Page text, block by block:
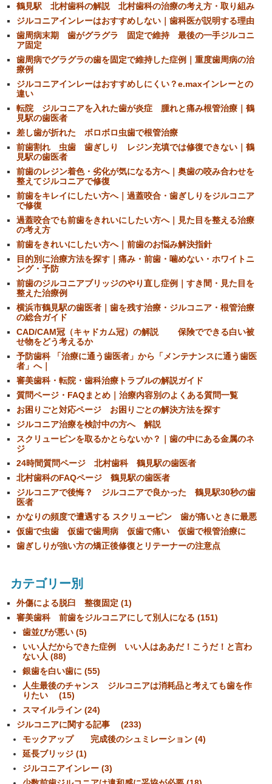
鶴見駅 北村歯科の解説 北村歯科の治療の考え方・取り組み
ジルコニアインレーはおすすめしない｜歯科医が説明する理由
歯周病末期 歯がグラグラ 固定で維持 最後の一手ジルコニ
ア固定
歯周病でグラグラの歯を固定で維持した症例｜重度歯周病の治
療例
ジルコニアインレーはおすすめしにくい？e.maxインレーとの
違い
転院 ジルコニアを入れた歯が炎症 腫れと痛み根管治療｜鶴
見駅の歯医者
差し歯が折れた ボロボロ虫歯で根管治療
前歯割れ 虫歯 歯ぎしり レジン充填では修復できない｜鶴
見駅の歯医者
前歯のレジン着色・劣化が気になる方へ｜奥歯の咬み合わせを
整えてジルコニアで修復
前歯をキレイにしたい方へ｜過蓋咬合・歯ぎしりをジルコニア
で修復
過蓋咬合でも前歯をきれいにしたい方へ｜見た目を整える治療
の考え方
前歯をきれいにしたい方へ｜前歯のお悩み解決指針
目的別に治療方法を探す｜痛み・前歯・噛めない・ホワイトニ
ング・予防
前歯のジルコニアブリッジのやり直し症例｜すき間・見た目を
整えた治療例
横浜市鶴見駅の歯医者｜歯を残す治療・ジルコニア・根管治療
の総合ガイド
CAD/CAM冠（キャドカム冠）の解説 保険でできる白い被
せ物をどう考えるか
予防歯科 「治療に通う歯医者」から「メンテナンスに通う歯医
者」へ｜
審美歯科・転院・歯科治療トラブルの解説ガイド
質問ページ・FAQまとめ｜治療内容別のよくある質問一覧
お困りごと対応ページ お困りごとの解決方法を探す
ジルコニア治療を検討中の方へ 解説
スクリューピンを取るかとらないか？｜歯の中にある金属のネ
ジ
24時間質問ページ 北村歯科 鶴見駅の歯医者
北村歯科のFAQページ 鶴見駅の歯医者
ジルコニアで後悔？ ジルコニアで良かった 鶴見駅30秒の歯
医者
かなりの頻度で遭遇する スクリューピン 歯が痛いときに最悪
仮歯で虫歯 仮歯で歯周病 仮歯で痛い 仮歯で根管治療に
歯ぎしりが強い方の矯正後修復とリテーナーの注意点
カテゴリー別
外傷による脱臼 整復固定 (1)
審美歯科 前歯をジルコニアにして別人になる (151)
歯並びが悪い (5)
いい人だからできた症例 いい人はああだ！こうだ！と言わ
ない人 (88)
銀歯を白い歯に (55)
人生最後のチャンス ジルコニアは消耗品と考えても歯を作
りたい (15)
スマイルライン (24)
ジルコニアに関する記事 (233)
モックアップ 完成後のシュミレーション (4)
延長ブリッジ (1)
ジルコニアインレー (3)